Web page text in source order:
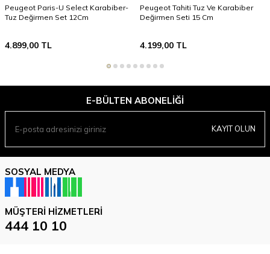
Peugeot Paris-U Select Karabiber-
Tuz Değirmen Set 12Cm
4.899,00 TL
Peugeot Tahiti Tuz Ve Karabiber
Değirmen Seti 15 Cm
4.199,00TL
E-BÜLTEN ABONELIĞI
KAYIT OLUN
SOSYAL MEDYA
MÜŞTERI HIZMETLERI
444 10 10